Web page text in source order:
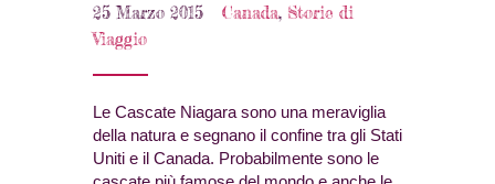
25 Marzo 2015 Canada, Storie di
Viaggio
Le Cascate Niagara sono una meraviglia
della natura e segnano il confine tra gli Stati
Uniti e il Canada. Probabilmente sono le